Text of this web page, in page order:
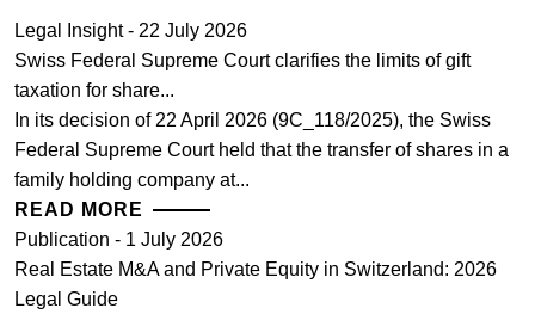
Legal Insight - 22 July 2026
Swiss Federal Supreme Court clarifies the limits of gift
taxation for share...
In its decision of 22 April 2026 (9C_118/2025), the Swiss
Federal Supreme Court held that the transfer of shares in a
family holding company at...
READ MORE
Publication - 1 July 2026
Real Estate M&A and Private Equity in Switzerland: 2026
Legal Guide